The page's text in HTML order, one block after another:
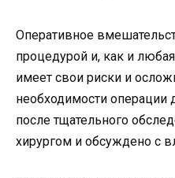
Оперативное
процедурой и, как и
имеет свои риски и
необходимости операции
после тщательного
хирургом и обсуждено с